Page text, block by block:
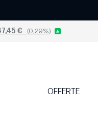
€ (0,29%)
OFFERTE